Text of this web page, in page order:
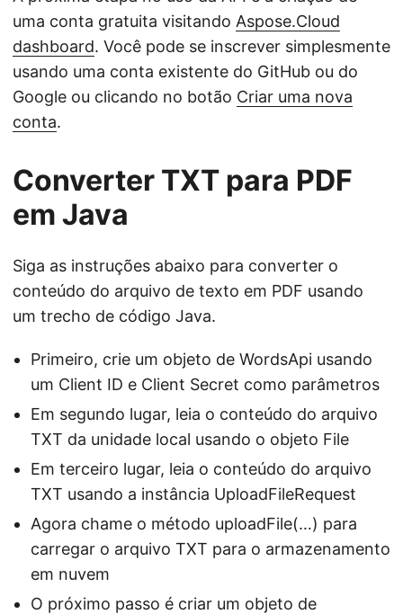
uma conta gratuita visitando Aspose.Cloud
dashboard. Você pode se inscrever simplesmente
usando uma conta existente do GitHub ou do
Google ou clicando no botão Criar uma nova
conta.
Converter TXT para PDF
em Java
Siga as instruções abaixo para converter o
conteúdo do arquivo de texto em PDF usando
um trecho de código Java.
Primeiro, crie um objeto de WordsApi usando
um Client ID e Client Secret como parâmetros
Em segundo lugar, leia o conteúdo do arquivo
TXT da unidade local usando o objeto File
Em terceiro lugar, leia o conteúdo do arquivo
TXT usando a instância UploadFileRequest
Agora chame o método uploadFile(…) para
carregar o arquivo TXT para o armazenamento
em nuvem
O próximo passo é criar um objeto de